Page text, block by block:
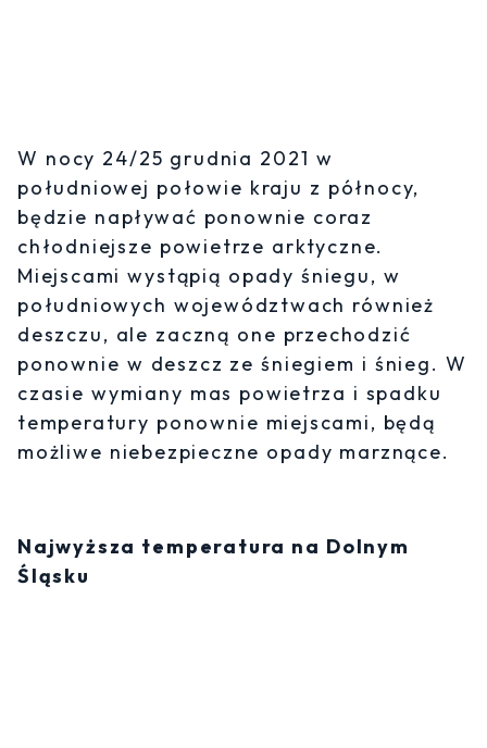
W nocy 24/25 grudnia 2021 w
południowej połowie kraju z północy,
będzie napływać ponownie coraz
chłodniejsze powietrze arktyczne.
Miejscami wystąpią opady śniegu, w
południowych województwach również
deszczu, ale zaczną one przechodzić
ponownie w deszcz ze śniegiem i śnieg. W
czasie wymiany mas powietrza i spadku
temperatury ponownie miejscami, będą
możliwe niebezpieczne opady marznące.
Najwyższa temperatura na Dolnym
Śląsku